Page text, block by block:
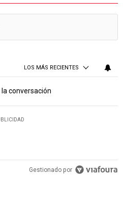
LOS MÁS RECIENTES
la conversación
Gestionado por